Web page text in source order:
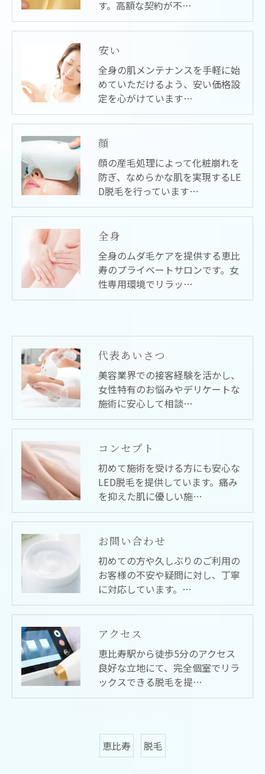
す。高額な契約が不…
安い
全身の肌メンテナンスを手軽に始
めていただけるよう、安い価格設
定を心がけています…
顔
顔の産毛処理によって化粧崩れを
防ぎ、なめらかな肌を実現するLE
D脱毛を行っています…
全身
全身のムダ毛ケアを提供する恵比
寿のプライベートサロンです。女
性専用環境でリラッ…
代表あいさつ
美容業界での接客経験を活かし、
女性特有のお悩みやデリケートな
施術に安心して相談…
コンセプト
初めて施術を受ける方にも安心な
LED脱毛を提供しています。痛み
を抑えた肌に優しい施…
お問い合わせ
初めての方や久しぶりのご利用の
お客様の不安や疑問に対し、丁寧
に対応しています。…
アクセス
恵比寿駅から徒歩5分のアクセス
良好な立地にて、完全個室でリラ
ックスできる脱毛を提…
恵比寿 脱毛